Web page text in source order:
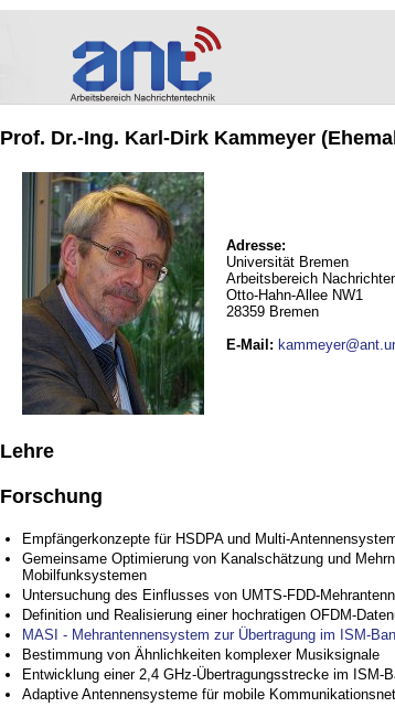
Prof. Dr.-Ing. Karl-Dirk Kammeyer
Adresse:
Universität Bremen
Arbeitsbereich
Otto-Hahn-Allee NW1
28359 Bremen
E-Mail :
Lehre
Forschung
Empfängerkonzepte für HSDPA und Multi-
Gemeinsame Optimierung von Kanalschätzung und
Mobilfunksystemen
Untersuchung des Einflusses von UMTS-FDD-
Definition und Realisierung einer hochratigen OFDM-
MASI - Mehrantennensystem zur Übertragung im ISM-
Bestimmung von Ähnlichkeiten komplexer Musiksignale
Entwicklung einer 2,4 GHz-Übertragungsstrecke im ISM-
Adaptive Antennensysteme für mobile